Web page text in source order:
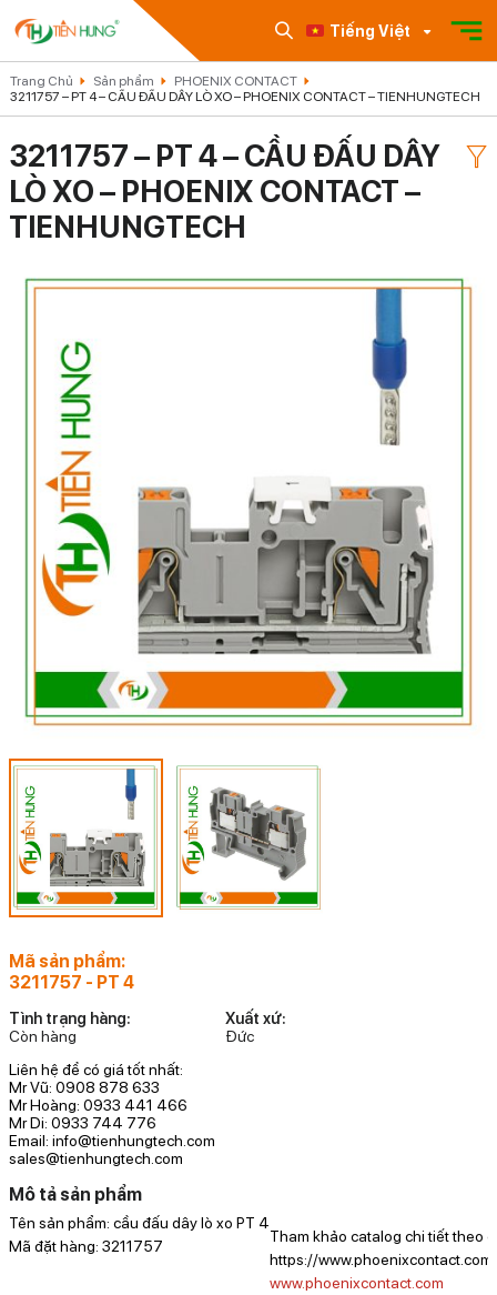
Tiếng Việt
Trang Chủ Sản phẩm
PHOENIX CONTACT
3211757 – PT 4 – CẦU ĐẤU DÂY LÒ XO – PHOENIX CONTACT – TIENHUNGTECH
3211757 – PT 4 – CẦU ĐẤU DÂY
LÒ XO – PHOENIX CONTACT –
TIENHUNGTECH
Mã sản phẩm:
3211757 - PT 4
Tình trạng hàng:
Còn hàng
Xuất xứ:
Đức
Liên hệ để có giá tốt nhất:
Mr Vũ: 0908 878 633
Mr Hoàng: 0933 441 466
Mr Di: 0933 744 776
Email: info@tienhungtech.com
sales@tienhungtech.com
Mô tả sản phẩm
Tên sản phẩm: cầu đấu dây lò xo PT 4
Mã đặt hàng: 3211757
Tham khảo catalog chi tiết theo
https://
www.phoenixcontact.com